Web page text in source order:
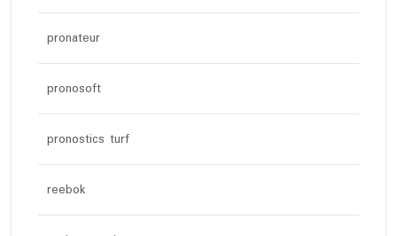
pronateur
pronosoft
pronostics turf
reebok